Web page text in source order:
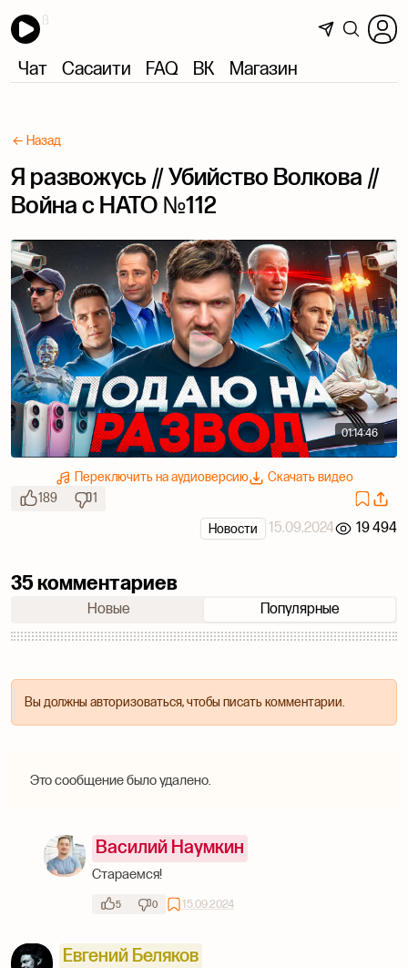
Чат Сасаити FAQ ВК Магазин
← Назад
Я развожусь // Убийство Волкова //
Война с НАТО №112
01:14:46
Переключить на аудиоверсию
Скачать видео
189
1
15.09.2024 19 494
Новости
35 комментариев
Новые Популярные
Вы должны авторизоваться, чтобы писать комментарии.
Это сообщение было удалено.
Василий Наумкин
Стараемся!
5 0 15.09.2024
Евгений Беляков